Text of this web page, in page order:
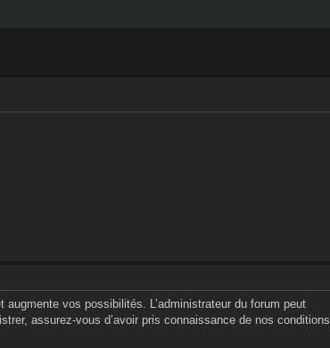
vos possibilités. L’administrateur du forum peut
assurez-vous d’avoir pris connaissance de nos conditions